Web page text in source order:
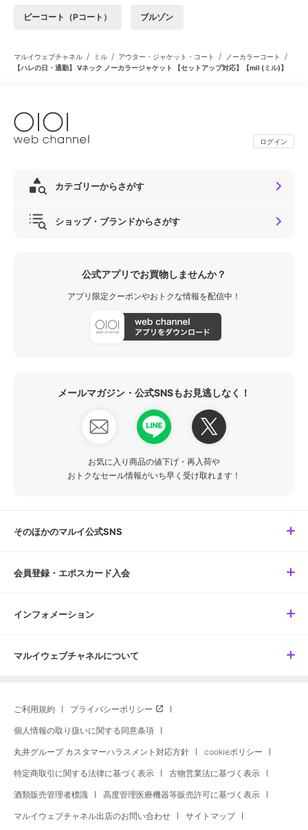
ピーコート（Pコート） ブルゾン
マルイウェブチャネル / ミル / アウター・ジャケット・コート / ノーカラーコート /
【ハレの日・通勤】 Vネック ノーカラージャケット 【セットアップ対応】【mil (ミル)】
ログイン
カテゴリーからさがす
ショップ・ブランドからさがす
公式アプリでお買物しませんか？
アプリ限定クーポンやおトクな情報を配信中！
メールマガジン・公式SNSもお見逃しなく！
お気に入り商品の値下げ・再入荷や
おトクなセール情報がいち早く受け取れます！
そのほかのマルイ公式SNS
会員登録・エポスカード入会
インフォメーション
マルイウェブチャネルについて
ご利用規約 プライバシーポリシー
個人情報の取り扱いに関する同意条項
丸井グループ カスタマーハラスメント対応方針 cookieポリシー
特定商取引に関する法律に基づく表示 古物営業法に基づく表示
酒類販売管理者標識 高度管理医療機器等販売許可に基づく表示
マルイウェブチャネル出店のお問い合わせ サイトマップ